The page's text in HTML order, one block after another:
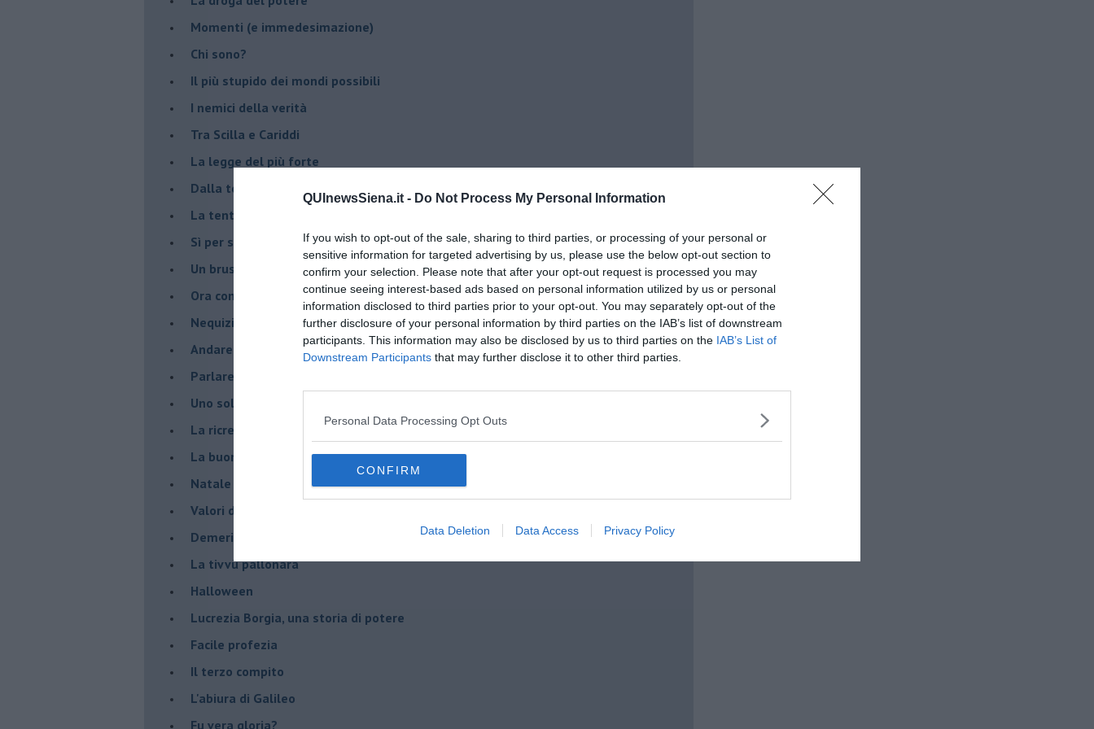
QUInewsSiena.it - Do Not Process My Personal Information
If you wish to opt-out of the sale, sharing to third parties, or processing of your personal or
sensitive information for targeted advertising by us, please use the below opt-out section to
confirm your selection. Please note that after your opt-out request is processed you may
continue seeing interest-based ads based on personal information utilized by us or personal
information disclosed to third parties prior to your opt-out. You may separately opt-out of the
further disclosure of your personal information by third parties on the IAB’s list of downstream
participants. This information may also be disclosed by us to third parties on the IAB’s List of
Downstream Participants that may further disclose it to other third parties.
Personal Data Processing Opt Outs
CONFIRM
Data Deletion Data Access Privacy Policy
Momenti (e immedesimazione)
Chi sono?
Il più stupido dei mondi possibili
I nemici della verità
Tra Scilla e Cariddi
La legge del più forte
Dalla terra alla luna
La tentazione
​Sì per sempre? O no al momento?
Un brusco risveglio
Ora come allora
Nequizia
Andare oltre lo specchio
Parlare con la televisione
Uno solo al comando?
La ricreazione è finita
La buona notizia
Natale con l'elmetto
Valori dubbi miti fasulli
Demeritocrazia
La tivvù pallonara
Halloween
​Lucrezia Borgia, una storia di potere
Facile profezia
Il terzo compito
L'abiura di Galileo
Fu vera gloria?